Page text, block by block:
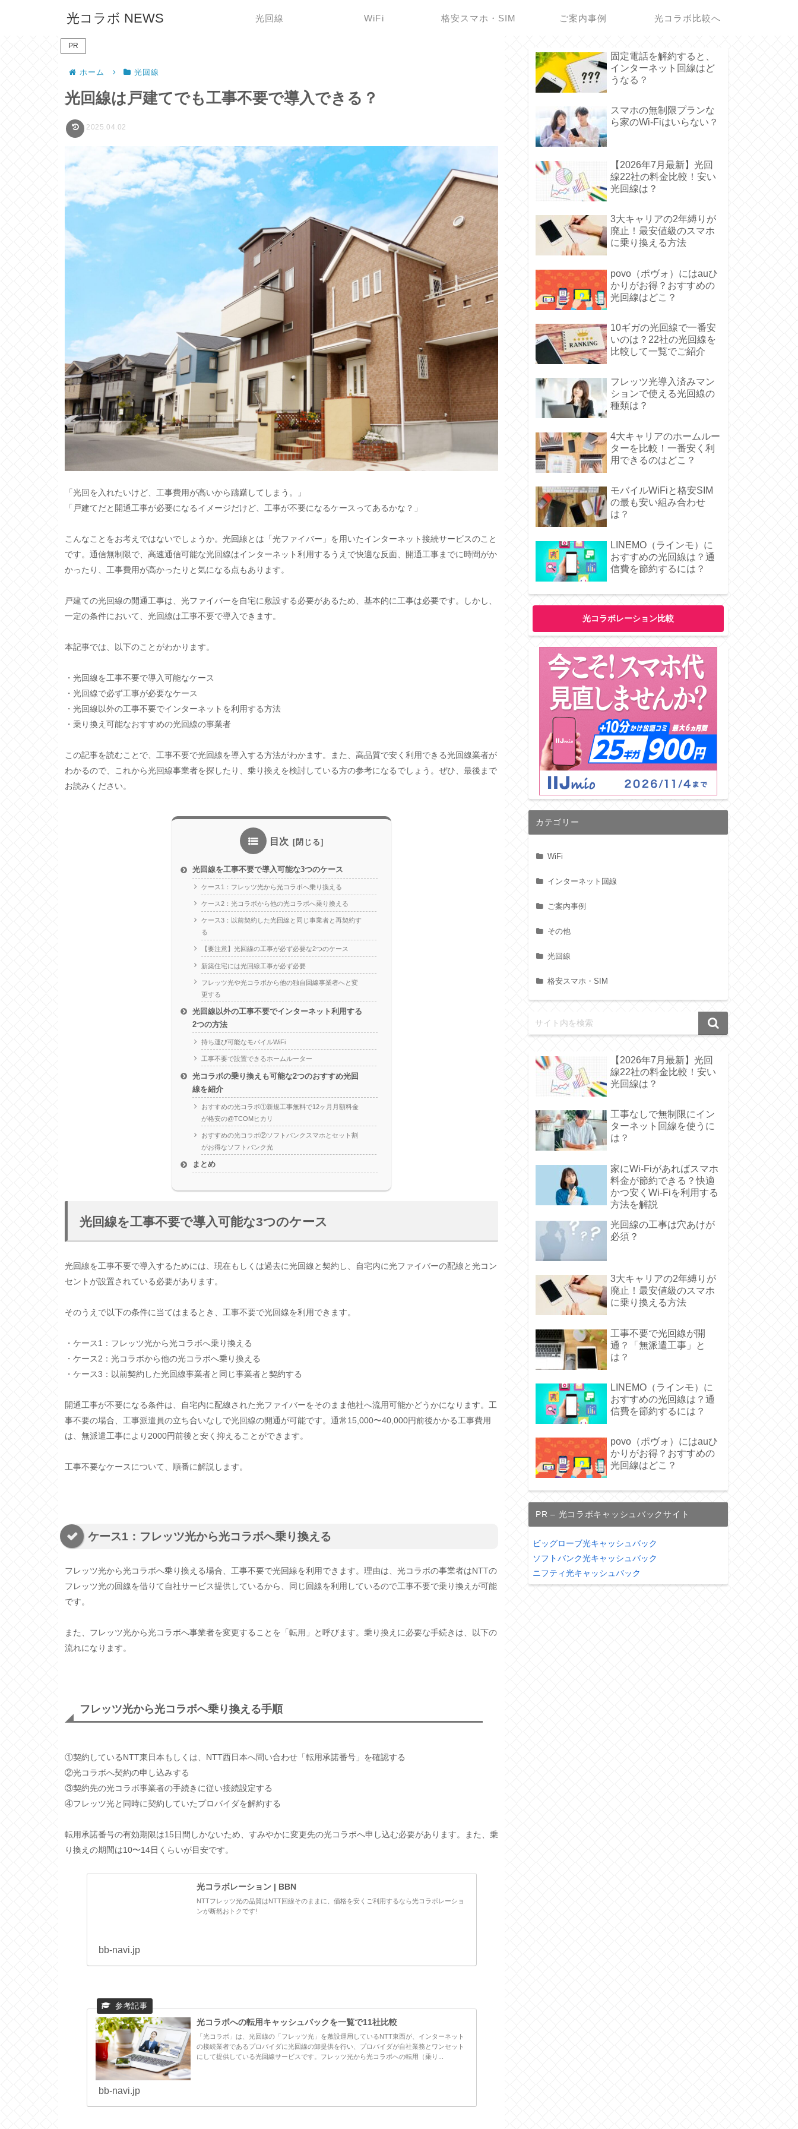
光コラボ NEWS 光回線 WiFi 格安スマホ・SIM ご案内事例 光コラボ比較へ
PR
ホーム 光回線
光回線は戸建てでも工事不要で導入できる？
2025.04.02
「光回を入れたいけど、工事費用が高いから躊躇してしまう。」
「戸建てだと開通工事が必要になるイメージだけど、工事が不要になるケースってあるかな？」
こんなことをお考えではないでしょうか。光回線とは「光ファイバー」を用いたインターネット接続サービスのこと
です。通信無制限で、高速通信可能な光回線はインターネット利用するうえで快適な反面、開通工事までに時間がか
かったり、工事費用が高かったりと気になる点もあります。
戸建ての光回線の開通工事は、光ファイバーを自宅に敷設する必要があるため、基本的に工事は必要です。しかし、
一定の条件において、光回線は工事不要で導入できます。
本記事では、以下のことがわかります。
・光回線を工事不要で導入可能なケース
・光回線で必ず工事が必要なケース
・光回線以外の工事不要でインターネットを利用する方法
・乗り換え可能なおすすめの光回線の事業者
この記事を読むことで、工事不要で光回線を導入する方法がわかます。また、高品質で安く利用できる光回線業者が
わかるので、これから光回線事業者を探したり、乗り換えを検討している方の参考になるでしょう。ぜひ、最後まで
お読みください。
目次
光回線を工事不要で導入可能な3つのケース
ケース1：フレッツ光から光コラボへ乗り換える
ケース2：光コラボから他の光コラボへ乗り換える
ケース3：以前契約した光回線と同じ事業者と再契約す
る
【要注意】光回線の工事が必ず必要な2つのケース
新築住宅には光回線工事が必ず必要
フレッツ光や光コラボから他の独自回線事業者へと変
更する
光回線以外の工事不要でインターネット利用する
2つの方法
持ち運び可能なモバイルWiFi
工事不要で設置できるホームルーター
光コラボの乗り換えも可能な2つのおすすめ光回
線を紹介
おすすめの光コラボ①新規工事無料で12ヶ月月額料金
が格安の@TCOMヒカリ
おすすめの光コラボ②ソフトバンクスマホとセット割
がお得なソフトバンク光
まとめ
光回線を工事不要で導入可能な3つのケース
光回線を工事不要で導入するためには、現在もしくは過去に光回線と契約し、自宅内に光ファイバーの配線と光コン
セントが設置されている必要があります。
そのうえで以下の条件に当てはまるとき、工事不要で光回線を利用できます。
・ケース1：フレッツ光から光コラボへ乗り換える
・ケース2：光コラボから他の光コラボへ乗り換える
・ケース3：以前契約した光回線事業者と同じ事業者と契約する
開通工事が不要になる条件は、自宅内に配線された光ファイバーをそのまま他社へ流用可能かどうかになります。工
事不要の場合、工事派遣員の立ち合いなしで光回線の開通が可能です。通常15,000〜40,000円前後かかる工事費用
は、無派遣工事により2000円前後と安く抑えることができます。
工事不要なケースについて、順番に解説します。
ケース1：フレッツ光から光コラボへ乗り換える
フレッツ光から光コラボへ乗り換える場合、工事不要で光回線を利用できます。理由は、光コラボの事業者はNTTの
フレッツ光の回線を借りて自社サービス提供しているから、同じ回線を利用しているので工事不要で乗り換えが可能
です。
また、フレッツ光から光コラボへ事業者を変更することを「転用」と呼びます。乗り換えに必要な手続きは、以下の
流れになります。
フレッツ光から光コラボへ乗り換える手順
①契約しているNTT東日本もしくは、NTT西日本へ問い合わせ「転用承諾番号」を確認する
②光コラボへ契約の申し込みする
③契約先の光コラボ事業者の手続きに従い接続設定する
④フレッツ光と同時に契約していたプロバイダを解約する
転用承諾番号の有効期限は15日間しかないため、すみやかに変更先の光コラボへ申し込む必要があります。また、乗
り換えの期間は10〜14日くらいが目安です。
光コラボレーション | BBN
NTTフレッツ光の品質はNTT回線そのままに、価格を安くご利用するなら光コラボレーショ
ンが断然おトクです!
bb-navi.jp
光コラボへの転用キャッシュバックを一覧で11社比較
「光コラボ」は、光回線の「フレッツ光」を敷設運用しているNTT東西が、インターネット
の接続業者であるプロバイダに光回線の卸提供を行い、プロバイダが自社業務とワンセット
にして提供している光回線サービスです。フレッツ光から光コラボへの転用（乗り...
bb-navi.jp
固定電話を解約すると、
インターネット回線はど
うなる？
スマホの無制限プランな
ら家のWi-Fiはいらない？
【2026年7月最新】光回
線22社の料金比較！安い
光回線は？
3大キャリアの2年縛りが
廃止！最安値級のスマホ
に乗り換える方法
povo（ポヴォ）にはauひ
かりがお得？おすすめの
光回線はどこ？
10ギガの光回線で一番安
いのは？22社の光回線を
比較して一覧でご紹介
フレッツ光導入済みマン
ションで使える光回線の
種類は？
4大キャリアのホームルー
ターを比較！一番安く利
用できるのはどこ？
モバイルWiFiと格安SIM
の最も安い組み合わせ
は？
LINEMO（ラインモ）に
おすすめの光回線は？通
信費を節約するには？
光コラボレーション比較
カテゴリー
WiFi
インターネット回線
ご案内事例
その他
光回線
格安スマホ・SIM
【2026年7月最新】光回
線22社の料金比較！安い
光回線は？
工事なしで無制限にイン
ターネット回線を使うに
は？
家にWi-Fiがあればスマホ
料金が節約できる？快適
かつ安くWi-Fiを利用する
方法を解説
光回線の工事は穴あけが
必須？
3大キャリアの2年縛りが
廃止！最安値級のスマホ
に乗り換える方法
工事不要で光回線が開
通？「無派遣工事」と
は？
LINEMO（ラインモ）に
おすすめの光回線は？通
信費を節約するには？
povo（ポヴォ）にはauひ
かりがお得？おすすめの
光回線はどこ？
PR – 光コラボキャッシュバックサイト
ビッグローブ光キャッシュバック
ソフトバンク光キャッシュバック
ニフティ光キャッシュバック